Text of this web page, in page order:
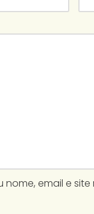
nome, email e